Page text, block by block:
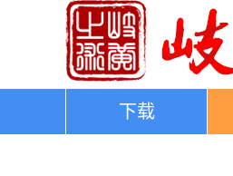
下载